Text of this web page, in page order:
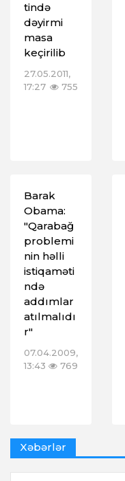
tində
dəyirmi
masa
keçirilib
27.05.2011,
17:27
755
Barak
Obama:
"Qarabağ
problemi
nin həlli
istiqaməti
ndə
addımlar
atılmalıdı
r"
07.04.2009,
13:43
769
Xəbərlər